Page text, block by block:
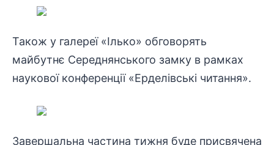
Також у галереї «Ілько» обговорять
майбутнє Середнянського замку в рамках
наукової конференції«Ерделівські читання».
Завершальна частина тижня буде присвячена